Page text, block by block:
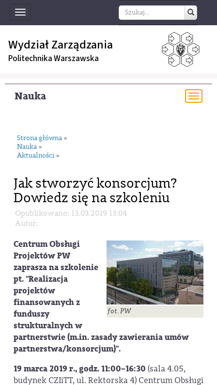
Toggle
navigation
Wydział Zarządzania
Politechnika Warszawska
Nauka
Strona główna »
Nauka »
Aktualności »
Jak stworzyć konsorcjum?
Dowiedz się na szkoleniu
Opublikowano: 13.03.2019 13:04
Autor:
fot. PW
Centrum Obsługi
Projektów PW
zaprasza na szkolenie
pt. "Realizacja
projektów
finansowanych z
funduszy
strukturalnych w
partnerstwie (m.in. zasady zawierania umów
partnerstwa/konsorcjum)".
19 marca 2019 r., godz. 11:00–16:30 (sala 4.05,
budynek CZIiTT, ul. Rektorska 4) Centrum Obsługi